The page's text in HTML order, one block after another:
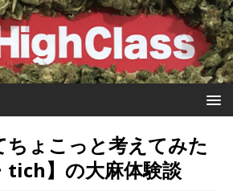
ちょこっと考えてみた
tich】の大麻体験談